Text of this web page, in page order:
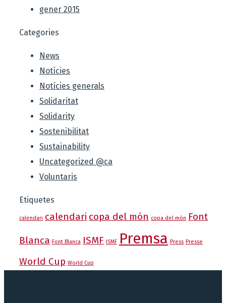
gener 2015
Categories
News
Notícies
Notícies generals
Solidaritat
Solidarity
Sostenibilitat
Sustainability
Uncategorized @ca
Voluntaris
Etiquetes
calendari calendari copa del món copa del món Font
Blanca Font Blanca ISMF ISMF Premsa Press Presse
World Cup World Cup